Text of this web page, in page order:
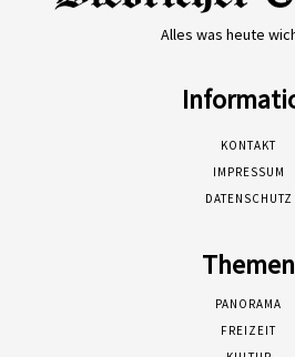
Alles was heute
KONTAKT
IMPRESSUM
DATENSCHUTZ
Themen
PANORAMA
FREIZEIT